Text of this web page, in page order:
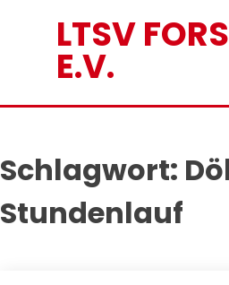
LTSV
E.V.
Schlagwort:
Stundenlauf